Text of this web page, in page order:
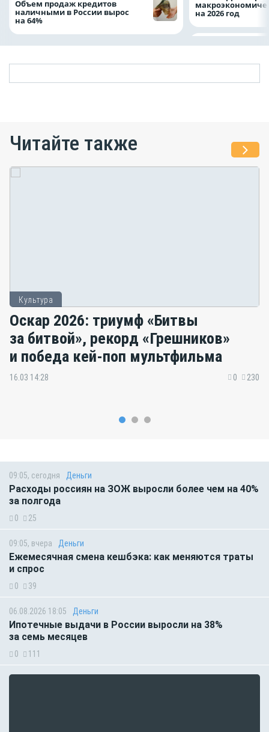
Объем продаж кредитов
наличными в России вырос
на 64%
на 2026 год
Читайте также
Культура
Оскар 2026: триумф «Битвы
за битвой», рекорд «Грешников»
и победа кей-поп мультфильма
16.03 14:28 0 230
09:05, сегодня Деньги
Расходы россиян на ЗОЖ выросли более чем на 40%
за полгода
0 25
09:05, вчера Деньги
Ежемесячная смена кешбэка: как меняются траты
и спрос
0 39
06.08.2026 18:05 Деньги
Ипотечные выдачи в России выросли на 38%
за семь месяцев
0 111